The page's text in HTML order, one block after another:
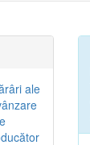
ale